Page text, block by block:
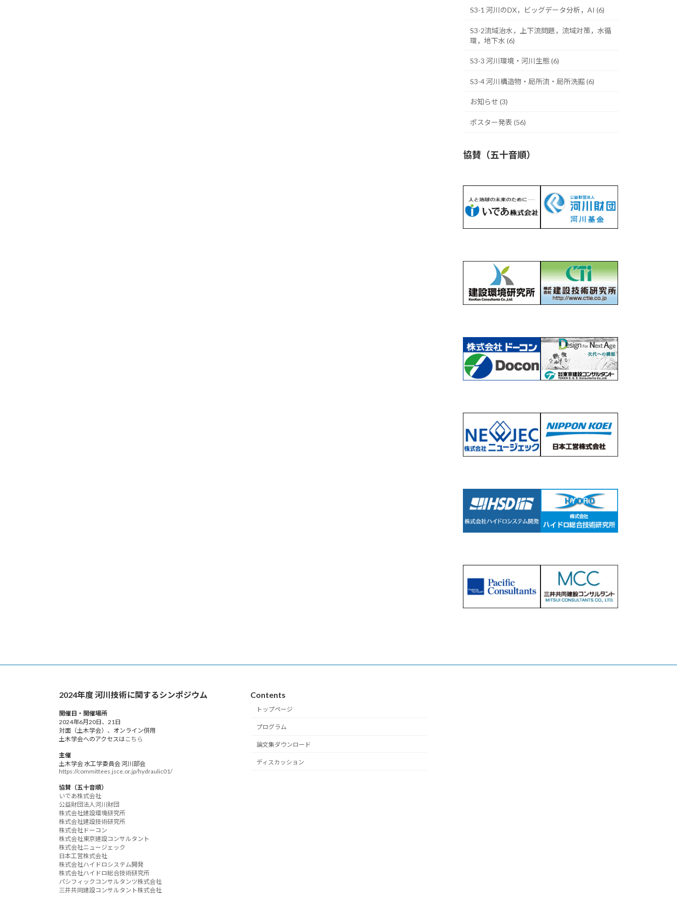
S3-1 河川のDX，ビッグデータ分析，AI (6)
S3-2流域治水，上下流問題，流域対策，水循
環，地下水 (6)
S3-3 河川環境・河川生態 (6)
S3-4 河川構造物・局所流・局所洗掘 (6)
お知らせ (3)
ポスター発表 (56)
協賛（五十音順）
2024年度 河川技術に関するシンポジウム
開催日・開催場所
2024年6月20日、21日
対面（土木学会）、オンライン併用
土木学会へのアクセスはこちら
主催
土木学会 水工学委員会 河川部会
https://committees.jsce.or.jp/hydraulic01/
協賛（五十音順）
いであ株式会社
公益財団法人河川財団
株式会社建設環境研究所
株式会社建設技術研究所
株式会社ドーコン
株式会社東京建設コンサルタント
株式会社ニュージェック
日本工営株式会社
株式会社ハイドロシステム開発
株式会社ハイドロ総合技術研究所
パシフィックコンサルタンツ株式会社
三井共同建設コンサルタント株式会社
Contents
トップページ
プログラム
論文集ダウンロード
ディスカッション